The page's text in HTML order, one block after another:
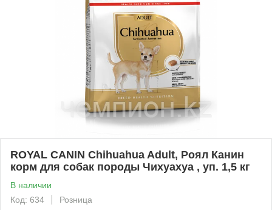
ROYAL CANIN Chihuahua Adult, Роял Канин
корм для собак породы Чихуахуа , уп. 1,5 кг
В наличии
Код: 634
Розница